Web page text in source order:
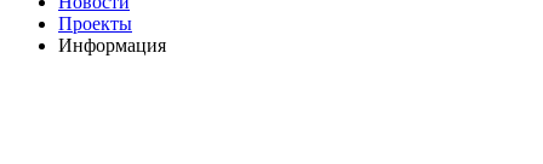
Проекты
Информация